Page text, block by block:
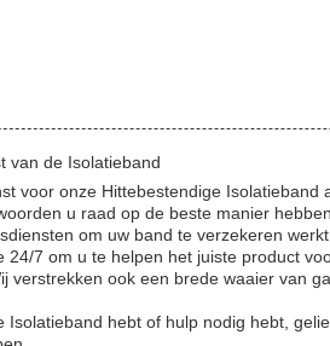
van de Isolatieband
voor onze Hittebestendige Isolatieband
u raad op de beste manier
om uw band te verzekeren
7 om u te helpen het juiste product
verstrekken ook een brede waaier van
hebt of hulp nodig hebt,